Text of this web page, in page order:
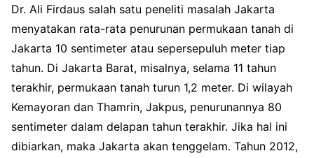
Dr. Ali Firdaus salah satu peneliti masalah Jakarta
menyatakan rata-rata penurunan permukaan tanah di
Jakarta 10 sentimeter atau sepersepuluh meter tiap
tahun. Di Jakarta Barat, misalnya, selama 11 tahun
terakhir, permukaan tanah turun 1,2 meter. Di wilayah
Kemayoran dan Thamrin, Jakpus, penurunannya 80
sentimeter dalam delapan tahun terakhir. Jika hal ini
dibiarkan, maka Jakarta akan tenggelam. Tahun 2012,